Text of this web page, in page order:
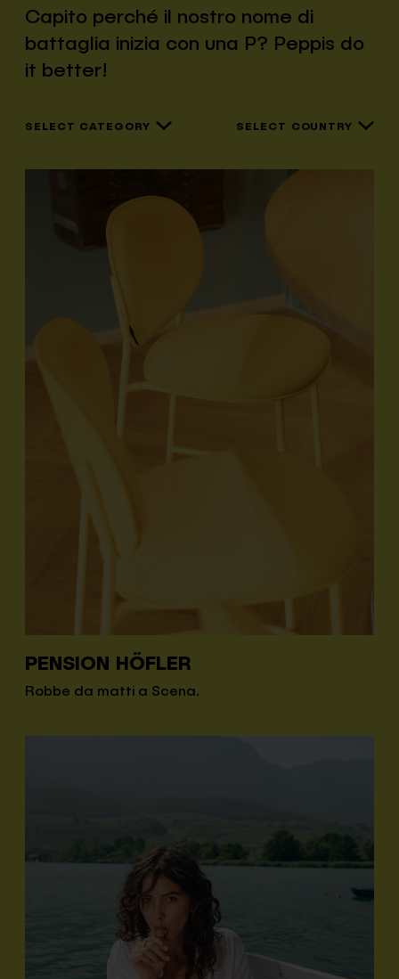
Capito perché il nostro nome di
battaglia inizia con una P? Peppis do
it better!
SELECT CATEGORY SELECT COUNTRY
PENSION HÖFLER
Robbe da matti a Scena.